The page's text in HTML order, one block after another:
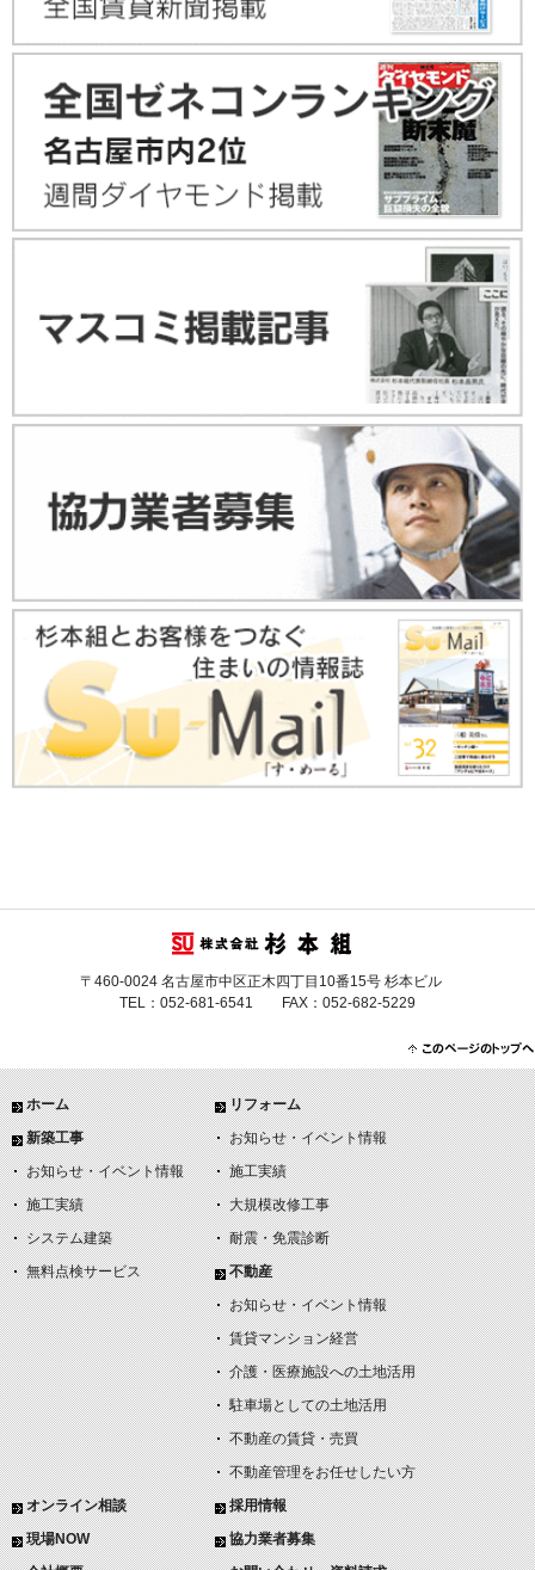
〒460-0024 名古屋市中区正木四丁目10番15号 杉本ビル
TEL：052-681-6541 FAX：052-682-5229
ホーム
新築工事
お知らせ・イベント情報
施工実績
システム建築
無料点検サービス
リフォーム
お知らせ・イベント情報
施工実績
大規模改修工事
耐震・免震診断
不動産
お知らせ・イベント情報
賃貸マンション経営
介護・医療施設への土地活用
駐車場としての土地活用
不動産の賃貸・売買
不動産管理をお任せしたい方
オンライン相談
現場NOW
採用情報
協力業者募集